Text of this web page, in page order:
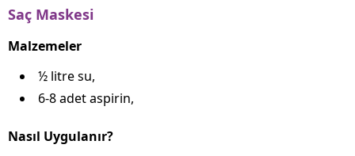
Saç Maskesi
Malzemeler
½ litre su,
6-8 adet aspirin,
Nasıl Uygulanır?